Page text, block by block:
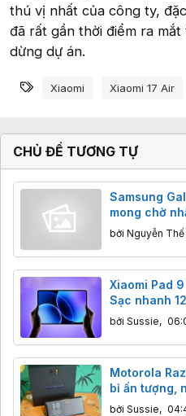
thú vị nhất của công ty,
đã rất gần thời điểm ra
dừng dự án.
Từ khóa
Xiaomi Xiaomi 17 Air
CHỦ ĐỀ TƯƠNG TỰ
Samsung
mong chờ
phân giải
bởi Nguyễn
Xiaomi Pad
Sạc nhanh
bởi Sussie,
Motorola
bỉ ấn tượng,
có đáng lo?
bởi Sussie,